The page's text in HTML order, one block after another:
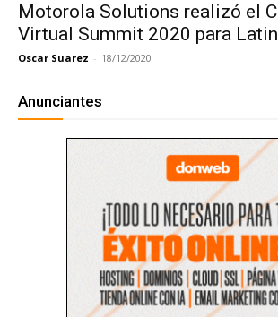
Motorola Solutions realizó el
Virtual Summit 2020 para
Oscar Suarez - 18/12/2020
Anunciantes